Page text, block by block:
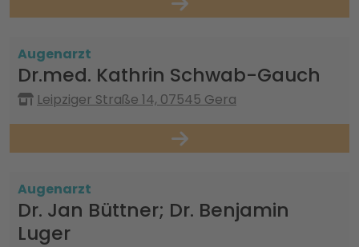
Augenarzt
Dr.med. Kathrin Schwab-Gauch
Leipziger Straße 14, 07545 Gera
Augenarzt
Dr. Jan Büttner; Dr. Benjamin
Luger